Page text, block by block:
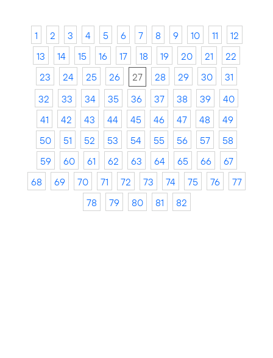
1 2 3 4 5 6 7 8 9 10 11
12
13
14 15 16 17 18 19 20 21
22
23
24 25 26 27 28 29 30
31
32
33 34 35 36 37 38 39
40
41
42 43 44 45 46 47 48
49
50
51 52 53 54 55 56 57
58
59
60 61 62 63 64 65 66
67
68
69 70 71 72 73 74 75 76
77
78
79 80 81 82